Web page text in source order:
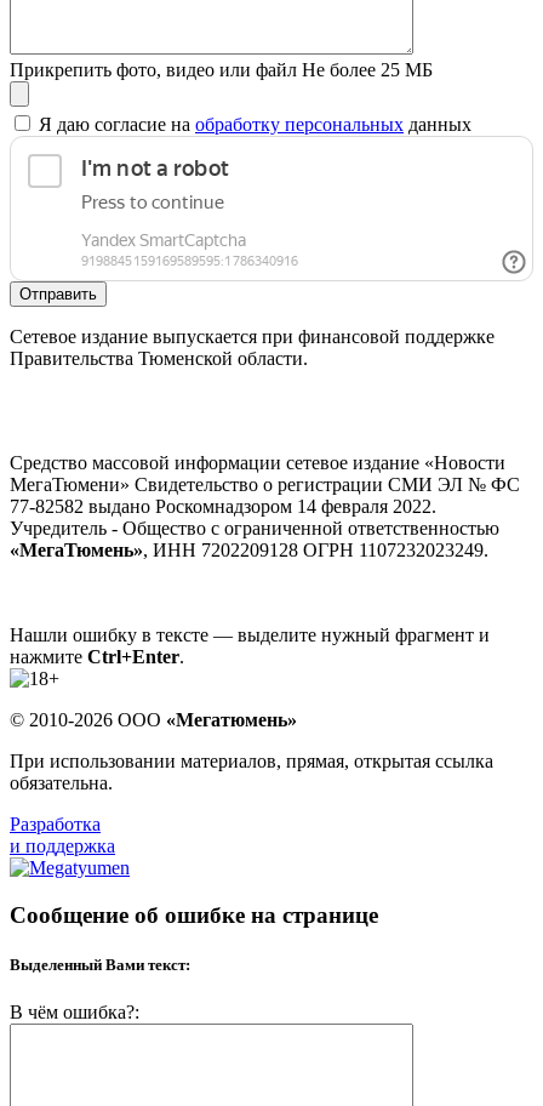
Прикрепить фото, видео или файл Не более 25 МБ
Я даю согласие на обработку персональных данных
Отправить
Сетевое издание выпускается при финансовой поддержке
Правительства Тюменской области.
Средство массовой информации сетевое издание «Новости
МегаТюмени» Свидетельство о регистрации СМИ ЭЛ № ФС
77-82582 выдано Роскомнадзором 14 февраля 2022.
Учредитель - Общество с ограниченной ответственностью
«МегаТюмень», ИНН 7202209128 ОГРН 1107232023249.
Нашли ошибку в тексте — выделите нужный фрагмент и
нажмите Ctrl+Enter.
© 2010-2026 ООО «Мегатюмень»
При использовании материалов, прямая, открытая ссылка
обязательна.
Разработка
и поддержка
Сообщение об ошибке на странице
Выделенный Вами текст:
В чём ошибка?: